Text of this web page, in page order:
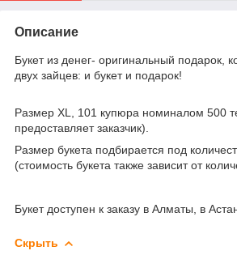
Описание
Букет из денег- оригинальный подарок,
двух зайцев: и букет и подарок!
Размер XL, 101 купюра номиналом 500
предоставляет заказчик).
Размер букета подбирается под
(стоимость букета также зависит от
Букет доступен к заказу в Алматы, в
Скрыть